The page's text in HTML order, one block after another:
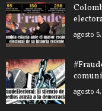
agosto
agosto